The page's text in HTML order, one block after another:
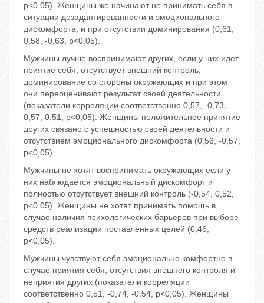
р<0,05). Женщины же начинают не принимать себя в
ситуации дезадаптированности и эмоционального
дискомфорта, и при отсутствии доминирования (0,61,
0,58, -0,63, р<0,05).
Мужчины лучше воспринимают других, если у них идет
приятие себя, отсутствует внешний контроль,
доминирование со стороны окружающих и при этом
они переоценивают результат своей деятельности
(показатели корреляции соответственно 0,57, -0,73,
0,57, 0,51, р<0,05). Женщины положительное принятие
других связано с успешностью своей деятельности и
отсутствием эмоционального дискомфорта (0,56, -0,57,
р<0,05).
Мужчины не хотят воспринимать окружающих если у
них наблюдается эмоциональный дискомфорт и
полностью отсутствует внешний контроль (-0,54, 0,52,
р<0,05). Женщины не хотят принимать помощь в
случае наличия психологических барьеров при выборе
средств реализации поставленных целей (0,46,
р<0,05).
Мужчины чувствуют себя эмоционально комфортно в
случае приятия себя, отсутствия внешнего контроля и
неприятия других (показатели корреляции
соответственно 0,51, -0,74, -0,54, р<0,05). Женщины